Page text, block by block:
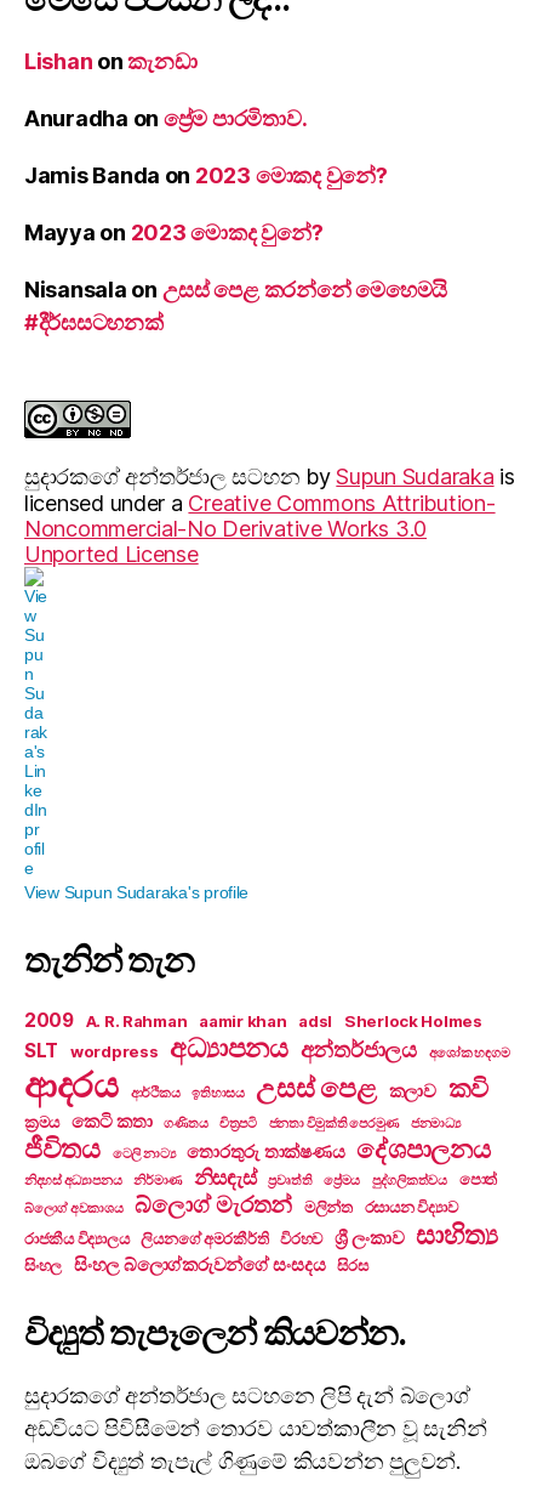
Lishan onකැනඩා
Anuradha on ප්‍රේම පාරමිතාව.
Jamis Banda on 2023 මොකද වුනේ?
Mayya on 2023 මොකද වුනේ?
Nisansala on උසස් පෙළ කරන්නේ මෙහෙමයි
#දීර්ඝසටහනක්
සුදාරක‍ගේ අන්තර්ජාල සටහන bySupun Sudaraka is
licensed under a Creative Commons Attribution-
Noncommercial-No Derivative Works 3.0
Unported License
View Supun Sudaraka's profile
තැනින් තැන
2009 A. R. Rahman aamir khan adsl Sherlock Holmes
SLT wordpress අධ්‍යාපනය අන්තර්ජාලය අශෝක හඳගම
ආදරය ආර්ථිකය ඉතිහාසය උසස් පෙළ කලාව කවි
ක්‍රමය කෙටි කතා ගණිතය චිත්‍රපටි ජනතා විමුක්ති පෙරමුණ ජනමාධ්‍ය
ජීවිතය ටෙලි නාට්‍ය තොරතුරු තාක්ෂණය දේශපාලනය
නිදහස් අධ්‍යාපනය නිර්මාණ නිසඳැස් ප්‍රවෘත්ති ප්‍රේමය පුද්ගලිකත්වය පොත්
බ්ලොග් අවකාශය බ්ලොග් මැරතන් මලින්ත
රසායන විද්‍යාව
රාජකීය විද්‍යාලය
ලියනගේ අමරකීර්ති විරහව ශ්‍රී ලංකාව සාහිත්‍ය
සිංහල සිංහල බ්ලොග්කරුවන්ගේ සංසදය සිරස
විද්‍යුත් තැපෑලෙන් කියවන්න.
සුදාරකගේ අන්තර්ජාල සටහනෙ ලිපි දැන් බ්ලොග්
අඩවියට පිවිසීමෙන් තොරව යාවත්කාලීන වූ සැනින්
ඔබගේ විද්‍යුත් තැපැල් ගිණුමේ කියවන්න පුලුවන්.